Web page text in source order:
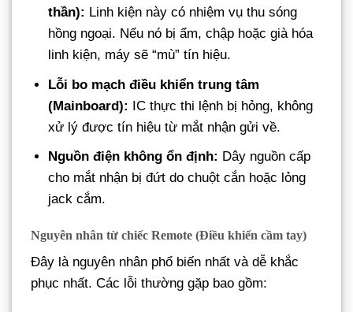
thần): Linh kiện này có nhiệm vụ thu sóng
hồng ngoại. Nếu nó bị ẩm, chập hoặc già hóa
linh kiện, máy sẽ “mù” tín hiệu.
Lỗi bo mạch điều khiển trung tâm
(Mainboard): IC thực thi lệnh bị hỏng, không
xử lý được tín hiệu từ mắt nhận gửi về.
Nguồn điện không ổn định: Dây nguồn cấp
cho mắt nhận bị đứt do chuột cắn hoặc lỏng
jack cắm.
Nguyên nhân từ chiếc Remote (Điều khiển cầm tay)
Đây là nguyên nhân phổ biến nhất và dễ khắc
phục nhất. Các lỗi thường gặp bao gồm: